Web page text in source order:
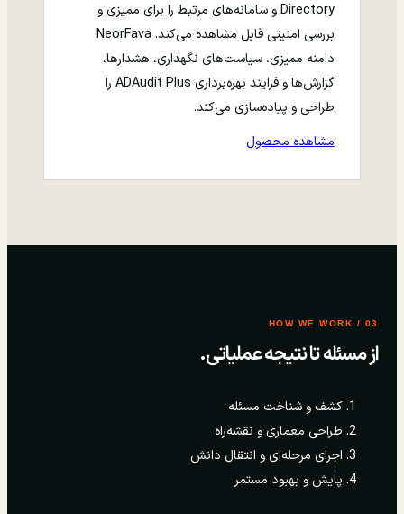
Directory و سامانه‌های مرتبط را برای ممیزی و
بررسی امنیتی قابل مشاهده می‌کند. NeorFava
دامنه ممیزی، سیاست‌های نگهداری، هشدارها،
گزارش‌ها و فرایند بهره‌برداری ADAudit Plus را
طراحی و پیاده‌سازی می‌کند.
مشاهده محصول
03 / HOW WE WORK
از مسئله تا نتیجه عملیاتی.
کشف و شناخت مسئله
طراحی معماری و نقشه‌راه
اجرای مرحله‌ای و انتقال دانش
پایش و بهبود مستمر